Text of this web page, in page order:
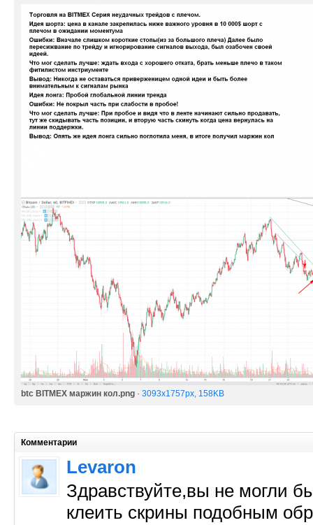
btc BITMEX маржин кол.png · 3093x1757px, 158KB
Комментарии
Levaron
Здравствуйте,вы не могли
клеить скрины подобным